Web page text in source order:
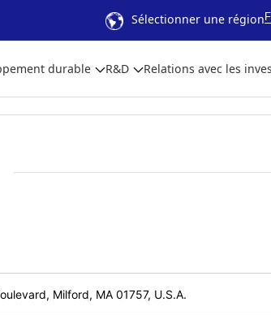
Sélectionner une région
durable R&D Relations avec les
Milford, MA 01757, U.S.A.